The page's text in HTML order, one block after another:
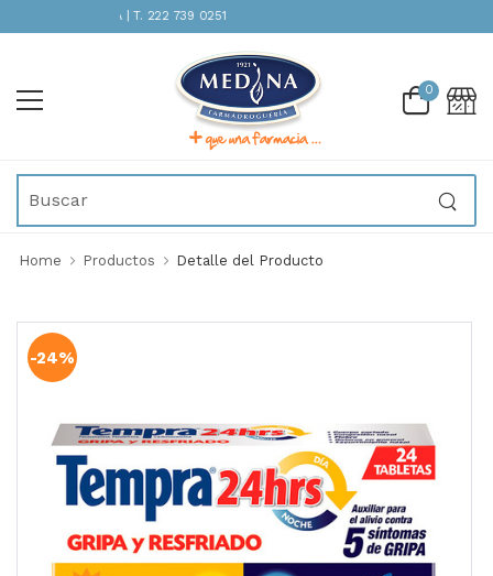
INMEDIATA | T. 222 739 0251
0
Home Productos Detalle del Producto
-24%